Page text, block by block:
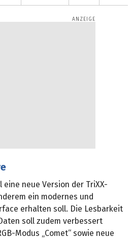
neue Version der TriXX-
ein modernes und
erhalten soll. Die Lesbarkeit
soll zudem verbessert
Modus „Comet“ sowie neue